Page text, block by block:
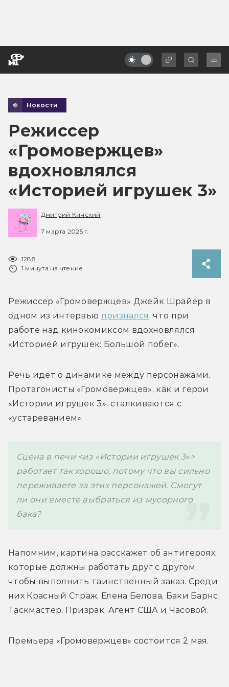
Новости
Режиссер
«Громовержцев»
вдохновлялся
«Историей игрушек 3»
Дмитрий Кинский
7 марта 2025 г.
1288
1 минута на чтение
Режисcер «Громовержцев» Джейк Шрайер в
одном из интервью признался , что при
работе над кинокомиксом вдохновлялся
«Историей игрушек: Большой побег».
Речь идет о динамике между персонажами.
Протагонисты «Громовержцев», как и герои
«Истории игрушек 3», сталкиваются с
«устареванием».
Сцена в печи <из «Истории игрушек 3»>
работает так хорошо, потому что вы сильно
переживаете за этих персонажей. Смогут
ли они вместе выбраться из мусорного
бака?
Напомним, картина расскажет об антигероях,
которые должны работать друг с другом,
чтобы выполнить таинственный заказ. Среди
них Красный Страж, Елена Белова, Баки Барнс,
Таскмастер, Призрак, Агент США и Часовой.
Премьера «Громовержцев» состоится 2 мая.